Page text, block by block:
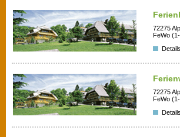
72275
FeWo
72275
FeWo